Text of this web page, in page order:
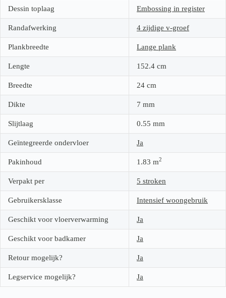
Dessin toplaag Embossing in register
Randafwerking 4 zijdige v-groef
Plankbreedte Lange plank
Lengte 152.4 cm
Breedte 24 cm
Dikte 7 mm
Slijtlaag 0.55 mm
Geïntegreerde ondervloer Ja
Pakinhoud 1.83 m2
Verpakt per 5 stroken
Gebruikersklasse Intensief woongebruik
Geschikt voor vloerverwarming Ja
Geschikt voor badkamer Ja
Retour mogelijk? Ja
Legservice mogelijk? Ja